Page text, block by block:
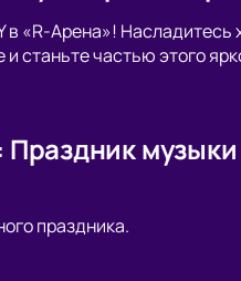
«R-Арена»!
станьте частью этого
праздника.